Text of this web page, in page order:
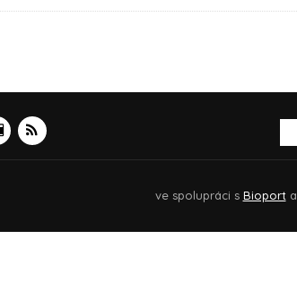
ve spolupráci s Bioporta